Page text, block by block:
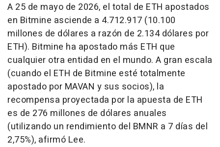
A 25 de mayo de 2026, el total de ETH apostados
en Bitmine asciende a 4.712.917 (10.100
millones de dólares a razón de 2.134 dólares por
ETH). Bitmine ha apostado más ETH que
cualquier otra entidad en el mundo. A gran escala
(cuando el ETH de Bitmine esté totalmente
apostado por MAVAN y sus socios), la
recompensa proyectada por la apuesta de ETH
es de 276 millones de dólares anuales
(utilizando un rendimiento del BMNR a 7 días del
2,75%), afirmó Lee.